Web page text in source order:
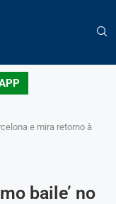
e mira retorno à
baile’ no